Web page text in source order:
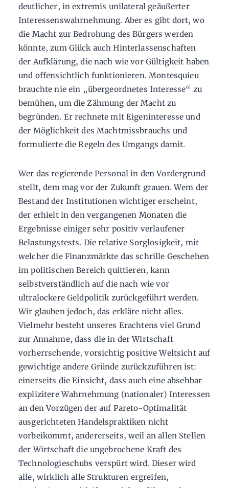
deutlicher, in extremis unilateral geäußerter
Interessenswahrnehmung. Aber es gibt dort, wo
die Macht zur Bedrohung des Bürgers werden
könnte, zum Glück auch Hinterlassenschaften
der Aufklärung, die nach wie vor Gültigkeit haben
und offensichtlich funktionieren. Montesquieu
brauchte nie ein „übergeordnetes Interesse“ zu
bemühen, um die Zähmung der Macht zu
begründen. Er rechnete mit Eigeninteresse und
der Möglichkeit des Machtmissbrauchs und
formulierte die Regeln des Umgangs damit.
Wer das regierende Personal in den Vordergrund
stellt, dem mag vor der Zukunft grauen. Wem der
Bestand der Institutionen wichtiger erscheint,
der erhielt in den vergangenen Monaten die
Ergebnisse einiger sehr positiv verlaufener
Belastungstests. Die relative Sorglosigkeit, mit
welcher die Finanzmärkte das schrille Geschehen
im politischen Bereich quittieren, kann
selbstverständlich auf die nach wie vor
ultralockere Geldpolitik zurückgeführt werden.
Wir glauben jedoch, das erkläre nicht alles.
Vielmehr besteht unseres Erachtens viel Grund
zur Annahme, dass die in der Wirtschaft
vorherrschende, vorsichtig positive Weltsicht auf
gewichtige andere Gründe zurückzuführen ist:
einerseits die Einsicht, dass auch eine absehbar
explizitere Wahrnehmung (nationaler) Interessen
an den Vorzügen der auf Pareto-Optimalität
ausgerichteten Handelspraktiken nicht
vorbeikommt, andererseits, weil an allen Stellen
der Wirtschaft die ungebrochene Kraft des
Technologieschubs verspürt wird. Dieser wird
alle, wirklich alle Strukturen ergreifen,